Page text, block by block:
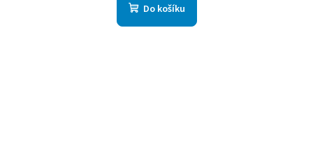
Do košíku